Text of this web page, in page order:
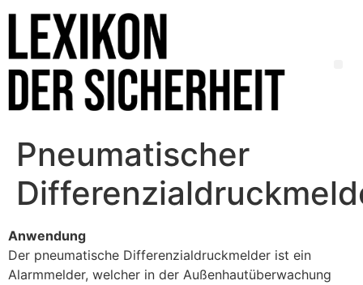
Pneumatischer
Anwendung
Der pneumatische Differenzialdruckmelder ist ein
Alarmmelder, welcher in der Außenhautüberwachung